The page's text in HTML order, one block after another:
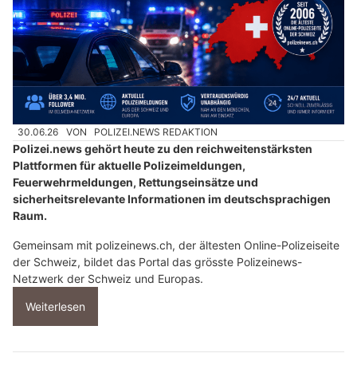
30.06.26 VON POLIZEI.NEWS REDAKTION
Polizei.news gehört heute zu den reichweitenstärksten
Plattformen für aktuelle Polizeimeldungen,
Feuerwehrmeldungen, Rettungseinsätze und
sicherheitsrelevante Informationen im deutschsprachigen
Raum.
Gemeinsam mit polizeinews.ch, der ältesten Online-Polizeiseite
der Schweiz, bildet das Portal das grösste Polizeinews-
Netzwerk der Schweiz und Europas.
Weiterlesen